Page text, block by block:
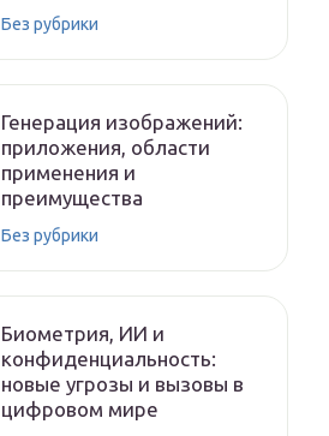
Без рубрики
Генерация изображений:
приложения, области
применения и
преимущества
Без рубрики
Биометрия, ИИ и
конфиденциальность:
новые угрозы и вызовы в
цифровом мире